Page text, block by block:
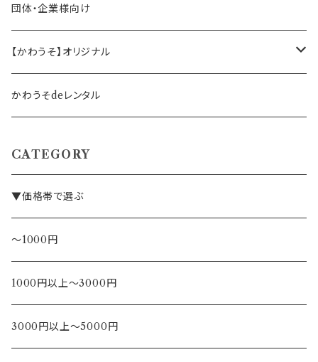
バッグ・かばん
営業マン向け
事務職の方向け
福袋・まとめ買い
団体・企業様向け
【かわうそ】オリジナル
デザイナー
かわうそdeレンタル
CATEGORY
▼価格帯で選ぶ
～1000円
1000円以上～3000円
3000円以上～5000円